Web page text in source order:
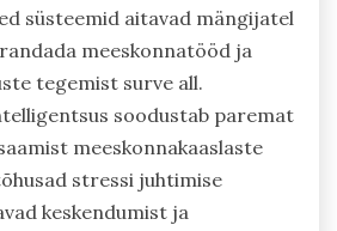
süsteemid aitavad mängijatel
meeskonnatööd ja
tegemist surve all.
soodustab paremat
meeskonnakaaslaste
stressi juhtimise
keskendumist ja